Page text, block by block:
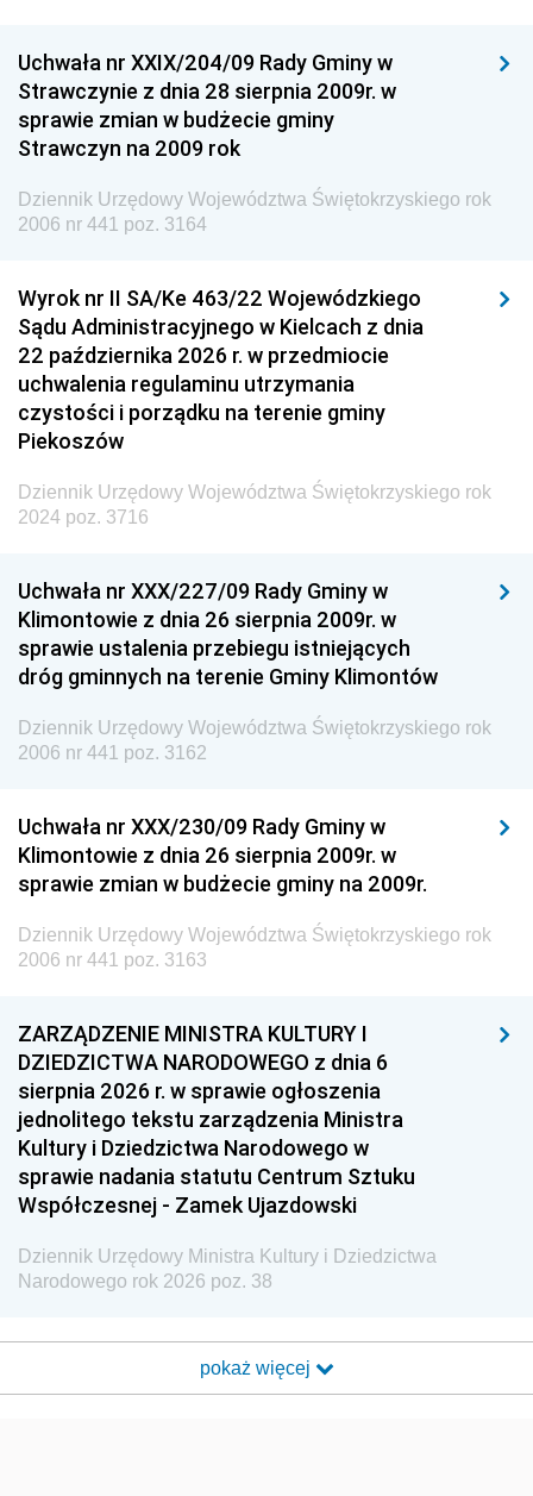
Dziennik Urzędowy Ministra Przemysłu
Dziennik Urzędowy Ministra Finansów i Gospodarki
Dziennik Urzędowy Ministra do Spraw Unii
Dziennik Urzędowy Agencji Wywiadu
Uchwała nr XXIX/204/09 Rady Gminy w
Strawczynie z dnia 28 sierpnia 2009r. w
sprawie zmian w budżecie gminy
Strawczyn na 2009 rok
Dziennik Urzędowy Województwa Świętokrzyskiego rok
2006 nr 441 poz. 3164
Wyrok nr II SA/Ke 463/22 Wojewódzkiego
Sądu Administracyjnego w Kielcach z dnia
22 października 2026 r. w przedmiocie
uchwalenia regulaminu utrzymania
czystości i porządku na terenie gminy
Piekoszów
Dziennik Urzędowy Województwa Świętokrzyskiego rok
2024 poz. 3716
Uchwała nr XXX/227/09 Rady Gminy w
Klimontowie z dnia 26 sierpnia 2009r. w
sprawie ustalenia przebiegu istniejących
dróg gminnych na terenie Gminy Klimontów
Dziennik Urzędowy Województwa Świętokrzyskiego rok
2006 nr 441 poz. 3162
Uchwała nr XXX/230/09 Rady Gminy w
Klimontowie z dnia 26 sierpnia 2009r. w
sprawie zmian w budżecie gminy na 2009r.
Dziennik Urzędowy Województwa Świętokrzyskiego rok
2006 nr 441 poz. 3163
ZARZĄDZENIE MINISTRA KULTURY I
DZIEDZICTWA NARODOWEGO z dnia 6
sierpnia 2026 r. w sprawie ogłoszenia
jednolitego tekstu zarządzenia Ministra
Kultury i Dziedzictwa Narodowego w
sprawie nadania statutu Centrum Sztuku
Współczesnej - Zamek Ujazdowski
Dziennik Urzędowy Ministra Kultury i Dziedzictwa
Narodowego rok 2026 poz. 38
pokaż więcej